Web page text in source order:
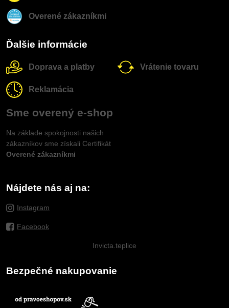
Overené zákazníkmi
Ďalšie informácie
Doprava a platby Vrátenie tovaru
Reklamácia
Sme overený e-shop
Na základe spokojnosti našich
zákazníkov sme získali Certifikát
Overené zákazníkmi
Nájdete nás aj na:
Instagram
Facebook
Invicta.teplice
Bezpečné nakupovanie